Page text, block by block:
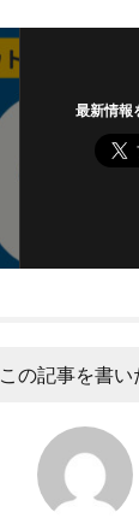
最新情報
この記事を書い